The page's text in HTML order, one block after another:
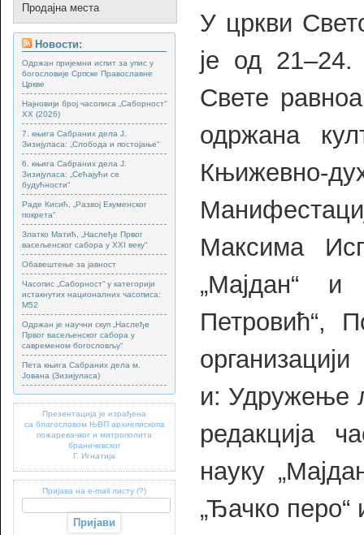
Продајна места
Новости:
Одржан пријемни испит за упис у
богословије Српске Православне
Цркве
Најновији број часописа „Саборност“
XX (2026)
7. књига Сабраних дела Ј.
Зизијуласа: „Слобода и постојање“
6. књига Сабраних дела Ј.
Зизијуласа: „Сећајући се
будућности“
Раде Кисић, „Развој Екуменског
покрета“
Златко Матић, „Наслеђе Првог
васељенског сабора у XXI веку“
Обавештење за јавност
Часопис „Саборност“ у категорији
истакнутих националних часописа:
М52
Одржан је научни скуп „Наслеђе
Првог васељенског сабора у
савременом богословљу“
Пета књига Сабраних дела м.
Јована (Зизијуласа)
Презентација је израђена
са благословом ЊВП архиепископа
пожаревачког и митрополита
браничевског
Г. Игнатија
Пријава на e-mail листу (?)
У цркви
је од
Свете
одржана
Књижевно-
Максима
„Мајдан“
Петровић“,
и: Удружење
редакција
науку
„Ђачко перо“